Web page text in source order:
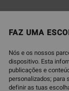
FAZ UMA
Nós e os nossos
dispositivo. Esta
publicações e
personalizados; para
definir as tuas